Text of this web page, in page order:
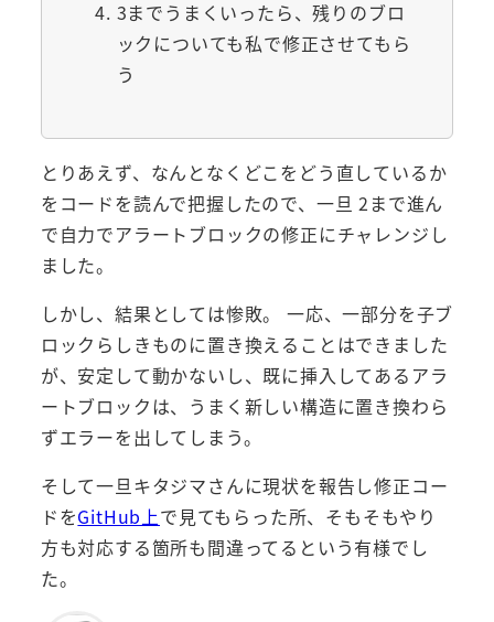
3までうまくいったら、残りのブロ
ックについても私で修正させてもら
う
とりあえず、なんとなくどこをどう直しているか
をコードを読んで把握したので、一旦 2まで進ん
で自力でアラートブロックの修正にチャレンジし
ました。
しかし、結果としては惨敗。 一応、一部分を子ブ
ロックらしきものに置き換えることはできました
が、安定して動かないし、既に挿入してあるアラ
ートブロックは、うまく新しい構造に置き換わら
ずエラーを出してしまう。
そして一旦キタジマさんに現状を報告し修正コー
ドをGitHub上で見てもらった所、そもそもやり
方も対応する箇所も間違ってるという有様でし
た。